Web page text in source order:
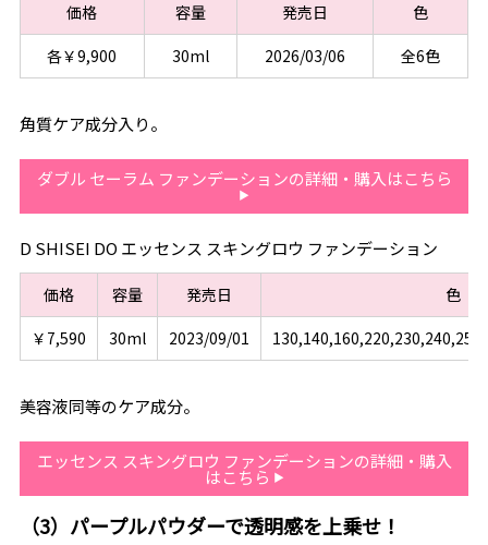
価格 容量 発売日
色
各￥9,900
30ml 2026/03/06 全6色
角質ケア成分入り。
ダブル セーラム ファンデーションの詳細・購入はこちら
D SHISEI DO エッセンス スキングロウ ファンデーション
価格 容量 発売日
色
￥7,590
30ml 2023/09/01
美容液同等のケア成分。
エッセンス スキングロウ ファンデーションの詳細・購入
はこちら
（3）パープルパウダーで透明感を上乗せ！